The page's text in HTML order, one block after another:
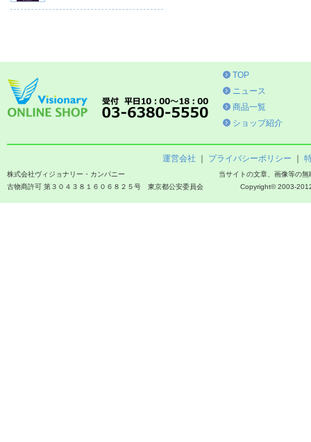
TOP
ニュース
商品一覧
ショップ紹介
運営会社 プライバシーポリシー
当サイトの文章、画像等の
Copyright© 2003-
株式会社ヴィジョナリー・カンパニー
古物商許可 第３０４３８１６０６８２５号 東京都公安委員会